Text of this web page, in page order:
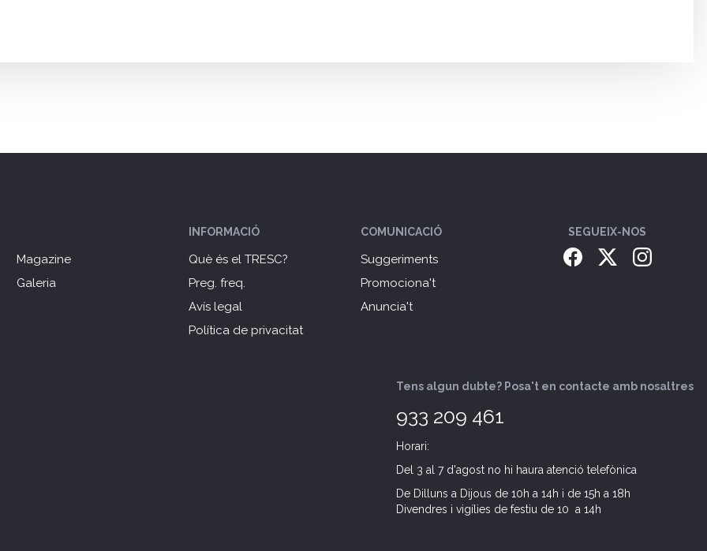
Magazine
Galeria
INFORMACIÓ
Què és el TRESC?
Preg. freq.
Avís legal
Política de privacitat
COMUNICACIÓ
Suggeriments
Promociona't
Anuncia't
SEGUEIX-NOS
Tens algun dubte? Posa't en contacte amb nosaltres
933 209 461
Horari:
Del 3 al 7 d'agost no hi haura atenció telefònica
De Dilluns a Dijous de 10h a 14h i de 15h a 18h
Divendres i vigílies de festiu de 10 a 14h